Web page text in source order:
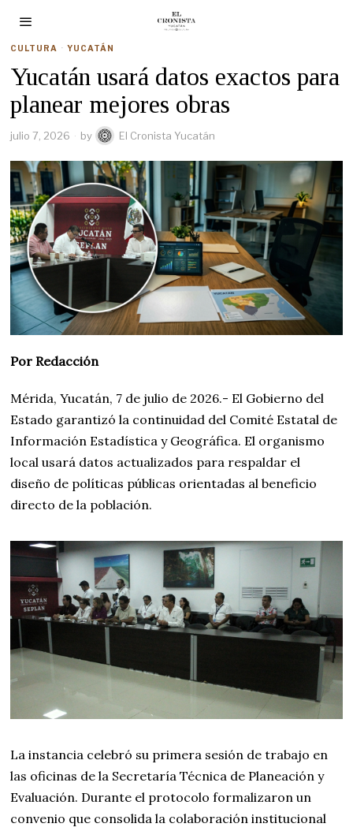
CULTURA · YUCATÁN
Yucatán usará datos exactos para
planear mejores obras
julio 7, 2026 by El Cronista Yucatán
Por Redacción
Mérida, Yucatán, 7 de julio de 2026.- El Gobierno del
Estado garantizó la continuidad del Comité Estatal de
Información Estadística y Geográfica. El organismo
local usará datos actualizados para respaldar el
diseño de políticas públicas orientadas al beneficio
directo de la población.
La instancia celebró su primera sesión de trabajo en
las oficinas de la Secretaría Técnica de Planeación y
Evaluación. Durante el protocolo formalizaron un
convenio que consolida la colaboración institucional